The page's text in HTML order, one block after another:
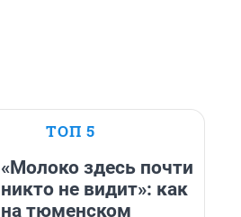
ТОП 5
«Молоко здесь почти
никто не видит»: как
на тюменском